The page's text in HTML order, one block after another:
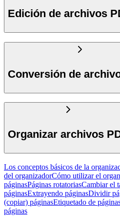
Edición de archivos
Conversión de
Organizar archivos
Los conceptos básicos de la
del organizadorCómo utilizar el
páginasPáginas rotatoriasCambiar el
páginasExtrayendo páginasDividir
(copiar) páginasEtiquetado de
páginas